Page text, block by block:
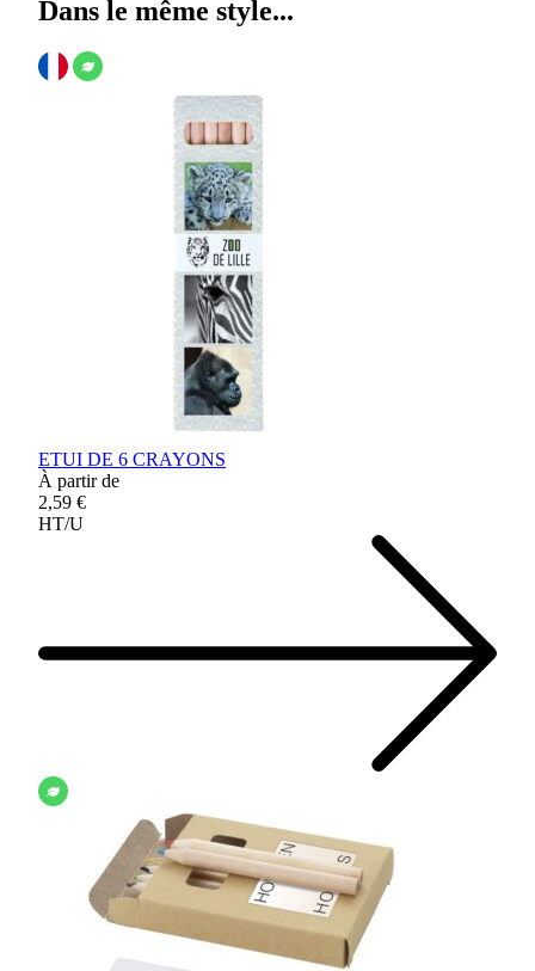
Dans le même style...
ETUI DE 6 CRAYONS
À partir de
2,59 €
HT/U